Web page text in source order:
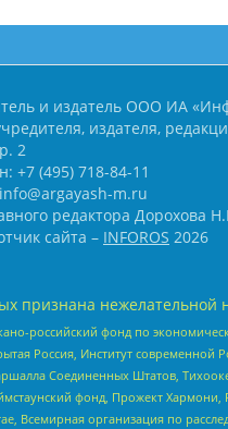
и издатель ООО ИА
издателя,
2
+7 (495) 718-84-11
m.ru
редактора Дорохова
сайта – INFOROS 2026
признана нежелательной
российский фонд по
Россия, Институт
Соединенных Штатов,
фонд, Прожект
организация по